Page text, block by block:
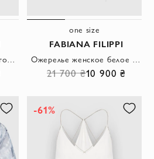
one size
FABIANA FILIPPI
21 700 ₴10 900 ₴
-61%